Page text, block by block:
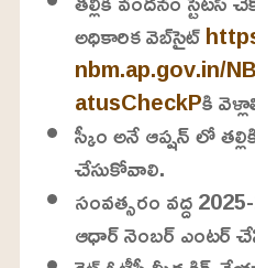
అధికారిక వెబ్‌సైట్
nbm.ap.gov.in/
atusCheckPకి
స్కీం అనే ఆప్షన్ లో
చేసుకోవాలి.
సంవత్సరం వద్ద
ఆధార్ నెంబర్ ఎంటర్